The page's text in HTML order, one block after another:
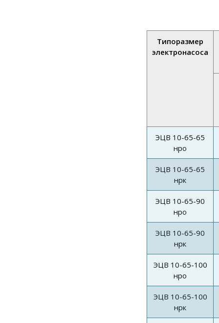
Типоразмер
электронасоса
ЭЦВ 10-65-65
нро
ЭЦВ 10-65-65
нрк
ЭЦВ 10-65-90
нро
ЭЦВ 10-65-90
нрк
ЭЦВ 10-65-100
нро
ЭЦВ 10-65-100
нрк